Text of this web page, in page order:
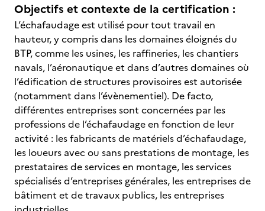
Objectifs et contexte de la certification :
L’échafaudage est utilisé pour tout travail en
hauteur, y compris dans les domaines éloignés du
BTP, comme les usines, les raffineries, les chantiers
navals, l’aéronautique et dans d’autres domaines où
l’édification de structures provisoires est autorisée
(notamment dans l’évènementiel). De facto,
différentes entreprises sont concernées par les
professions de l’échafaudage en fonction de leur
activité : les fabricants de matériels d’échafaudage,
les loueurs avec ou sans prestations de montage, les
prestataires de services en montage, les services
spécialisés d’entreprises générales, les entreprises de
bâtiment et de travaux publics, les entreprises